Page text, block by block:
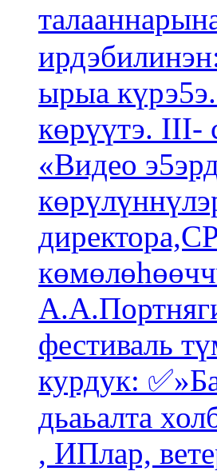
ырыа
көрүүтэ. III-
«Видео
фестиваль
курдук:
дьаьалта
, ИПлар,